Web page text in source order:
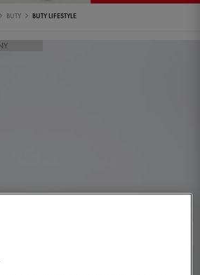
BUTY BUTY LIFESTYLE